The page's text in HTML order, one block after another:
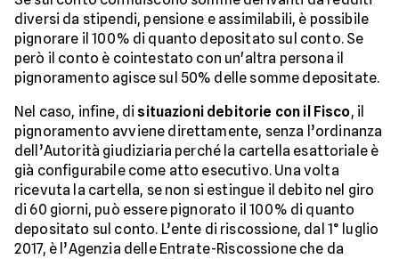
diversi da stipendi, pensione e assimilabili, è possibile
pignorare il 100% di quanto depositato sul conto. Se
però il conto è cointestato con un'altra persona il
pignoramento agisce sul 50% delle somme depositate.
Nel caso, infine, di situazioni debitorie con il Fisco, il
pignoramento avviene direttamente, senza l’ordinanza
dell’Autorità giudiziaria perché la cartella esattoriale è
già configurabile come atto esecutivo. Una volta
ricevuta la cartella, se non si estingue il debito nel giro
di 60 giorni, può essere pignorato il 100% di quanto
depositato sul conto. L’ente di riscossione, dal 1° luglio
2017, è l’Agenzia delle Entrate-Riscossione che da